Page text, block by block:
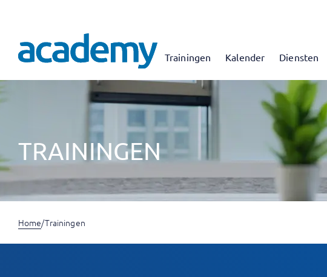
Trainingen Kalender Diensten
TRAININGEN
Home/Trainingen